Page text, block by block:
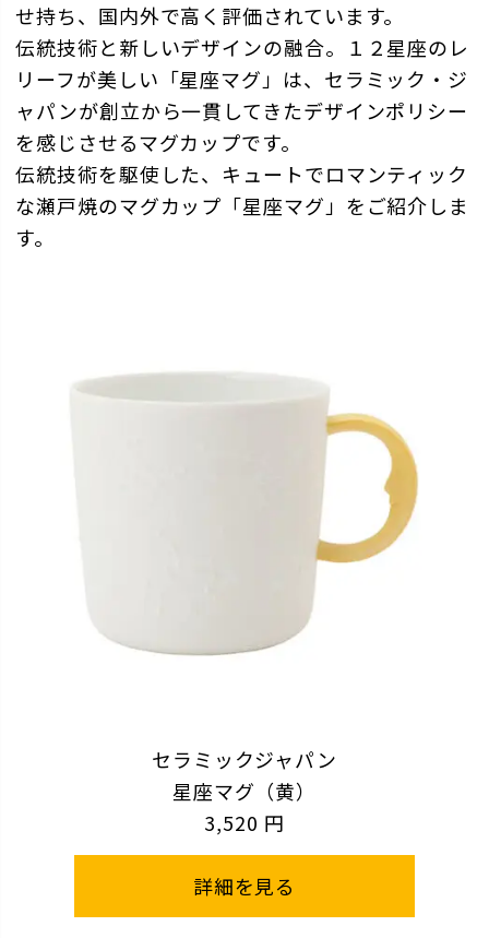
せ持ち、国内外で高く評価されています。
伝統技術と新しいデザインの融合。１２星座のレ
リーフが美しい「星座マグ」は、セラミック・ジ
ャパンが創立から一貫してきたデザインポリシー
を感じさせるマグカップです。
伝統技術を駆使した、キュートでロマンティック
な瀬戸焼のマグカップ「星座マグ」をご紹介しま
す。
セラミックジャパン
星座マグ（黄）
3,520 円
詳細を見る